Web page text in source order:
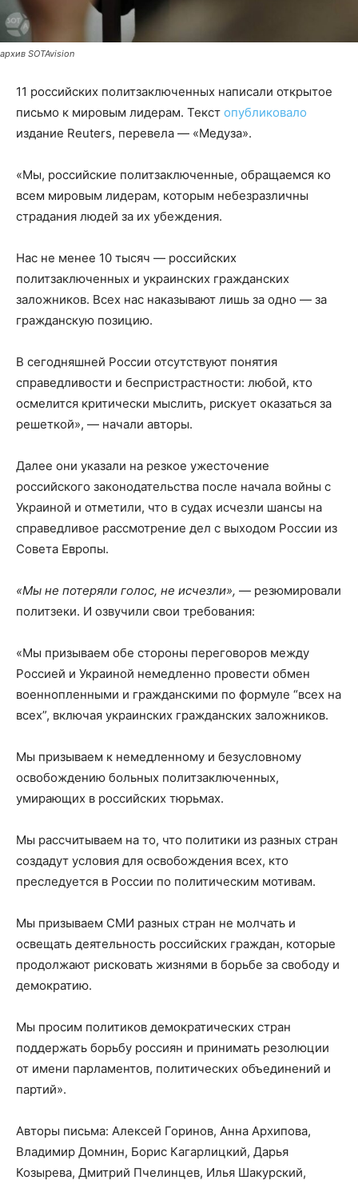
архив SOTAvision
11 российских политзаключенных написали открытое
письмо к мировым лидерам. Текст опубликовало
издание Reuters, перевела — «Медуза».
«Мы, российские политзаключенные, обращаемся ко
всем мировым лидерам, которым небезразличны
страдания людей за их убеждения.
Нас не менее 10 тысяч — российских
политзаключенных и украинских гражданских
заложников. Всех нас наказывают лишь за одно — за
гражданскую позицию.
В сегодняшней России отсутствуют понятия
справедливости и беспристрастности: любой, кто
осмелится критически мыслить, рискует оказаться за
решеткой», — начали авторы.
Далее они указали на резкое ужесточение
российского законодательства после начала войны с
Украиной и отметили, что в судах исчезли шансы на
справедливое рассмотрение дел с выходом России из
Совета Европы.
«Мы не потеряли голос, не исчезли», — резюмировали
политзеки. И озвучили свои требования:
«Мы призываем обе стороны переговоров между
Россией и Украиной немедленно провести обмен
военнопленными и гражданскими по формуле “всех на
всех”, включая украинских гражданских заложников.
Мы призываем к немедленному и безусловному
освобождению больных политзаключенных,
умирающих в российских тюрьмах.
Мы рассчитываем на то, что политики из разных стран
создадут условия для освобождения всех, кто
преследуется в России по политическим мотивам.
Мы призываем СМИ разных стран не молчать и
освещать деятельность российских граждан, которые
продолжают рисковать жизнями в борьбе за свободу и
демократию.
Мы просим политиков демократических стран
поддержать борьбу россиян и принимать резолюции
от имени парламентов, политических объединений и
партий».
Авторы письма: Алексей Горинов, Анна Архипова,
Владимир Домнин, Борис Кагарлицкий, Дарья
Козырева, Дмитрий Пчелинцев, Илья Шакурский,